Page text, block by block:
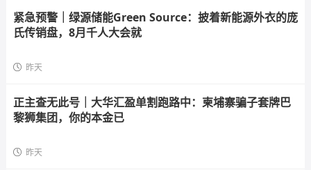
紧急预警｜绿源储能Green Source：披着新能源外衣的庞
氏传销盘，8月千人大会就
昨天
正主查无此号｜大华汇盈单割跑路中：柬埔寨骗子套牌巴
黎狮集团，你的本金已
昨天